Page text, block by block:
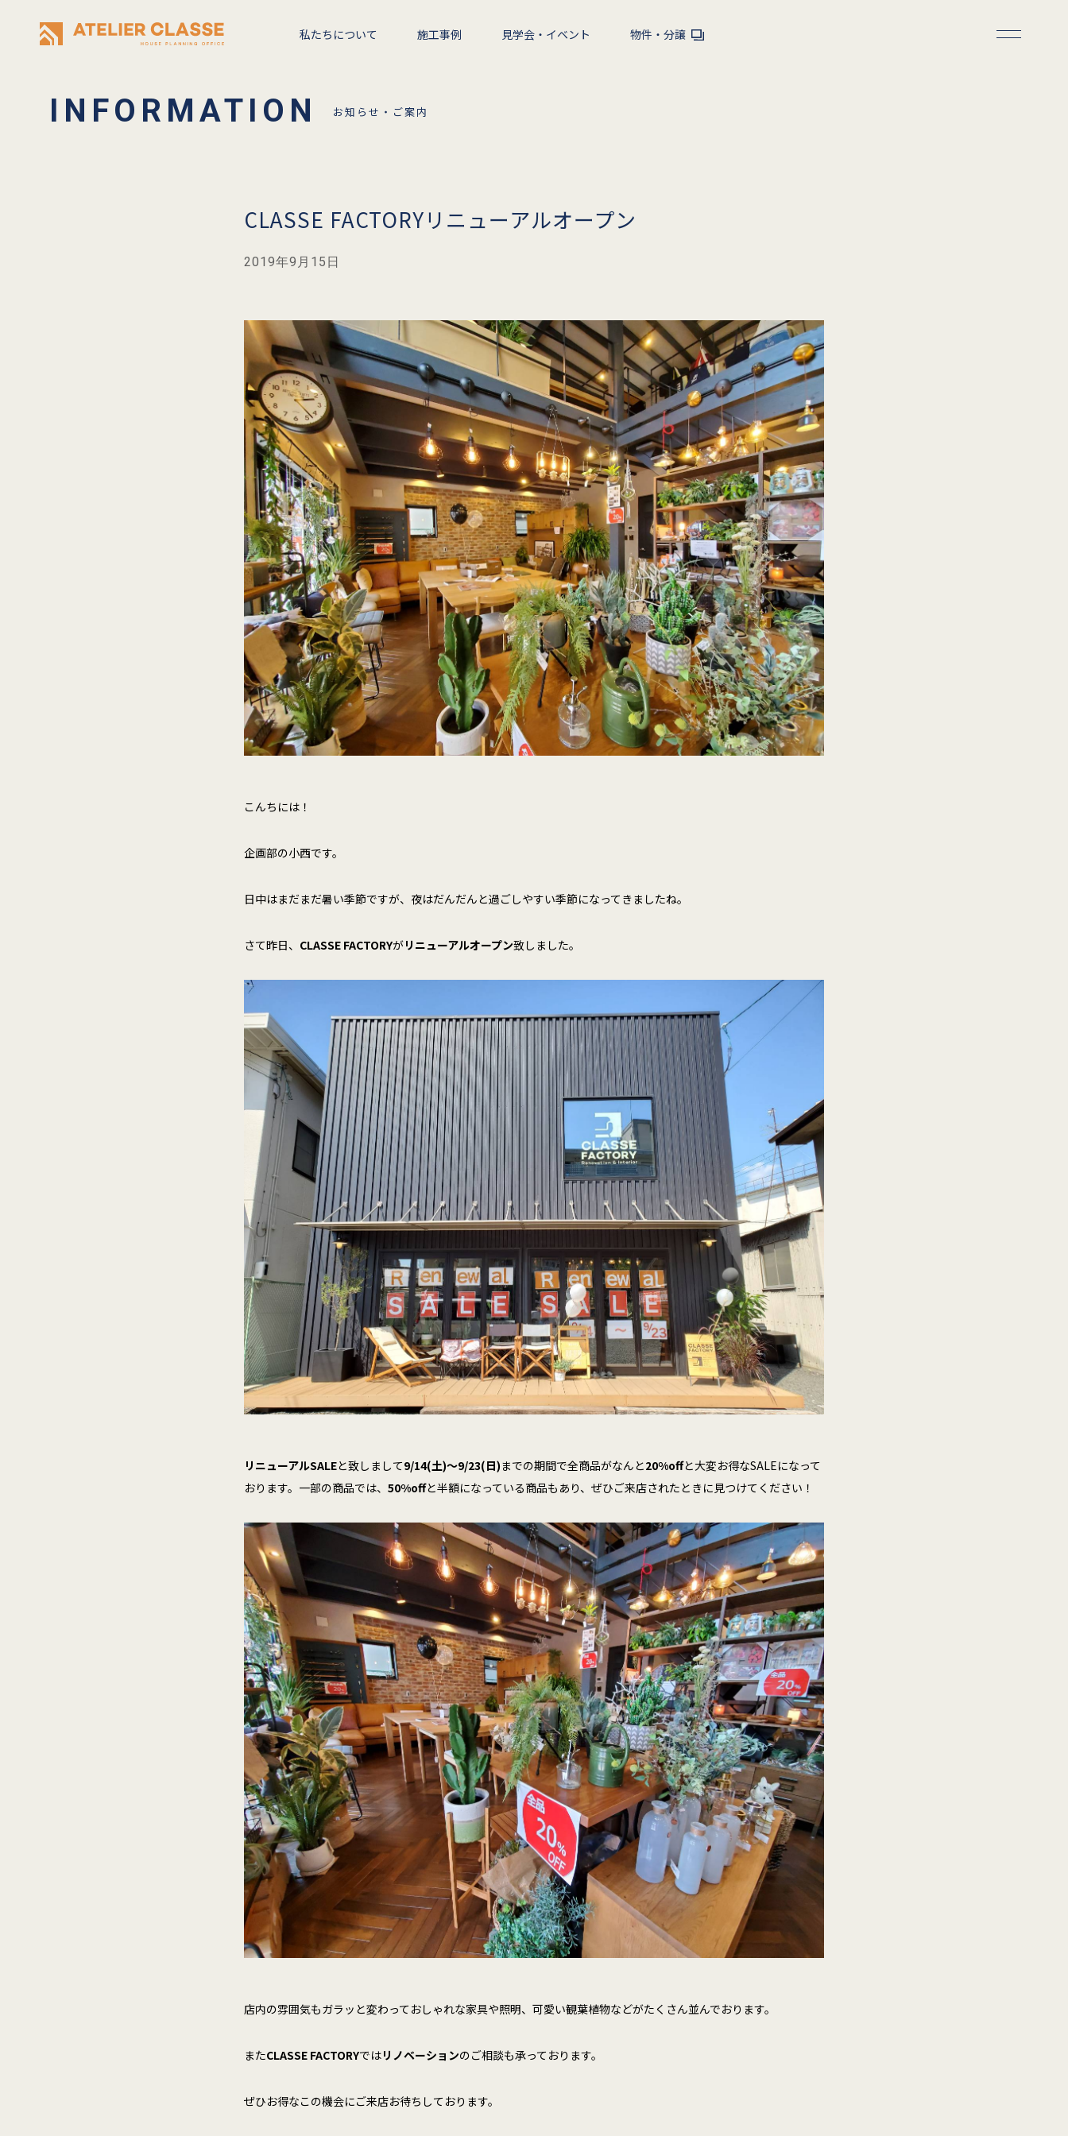
私たちについて 施工事例 見学会・イベント 物件・分譲
お知らせ・ご案内
CLASSE FACTORYリニューアルオープン
2019年9月15日
こんちには！
企画部の小西です。
日中はまだまだ暑い季節ですが、夜はだんだんと過ごしやすい季節になってきましたね。
さて昨日、 CLASSE FACTORYがリニューアルオープン致しました。
リニューアルSALEと致しまして9/14(土)～9/23(日)までの期間で全商品がなんと20%offと大変お得なSALEになって
おります。一部の商品では、 50%offと半額になっている商品もあり、ぜひご来店されたときに見つけてください！
店内の雰囲気もガラッと変わっておしゃれな家具や照明、可愛い観葉植物などがたくさん並んでおります。
またCLASSE FACTORYではリノベーションのご相談も承っております。
ぜひお得なこの機会にご来店お待ちしております。